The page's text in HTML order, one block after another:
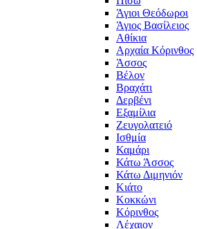
Άγιοι Θεόδωροι
Άγιος Βασίλειος
Αθίκια
Αρχαία Κόρινθος
Άσσος
Βέλον
Βραχάτι
Δερβένι
Εξαμίλια
Ζευγολατειό
Ισθμία
Καμάρι
Κάτω Άσσος
Κάτω Διμηνιόν
Κιάτο
Κοκκώνι
Κόρινθος
Λέχαιον